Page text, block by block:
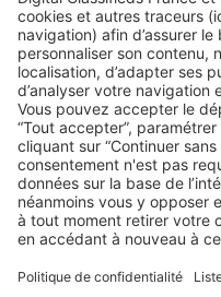
AU QUOTIDIEN,LA
Fiche pratique :
quelles pièces